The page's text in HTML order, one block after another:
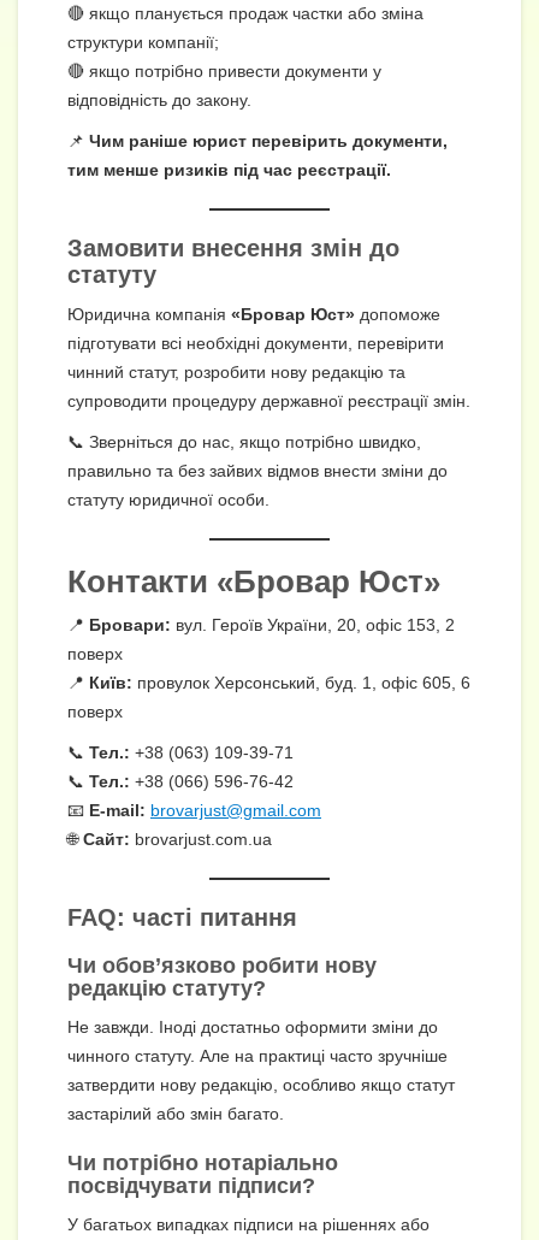
🔴 якщо планується продаж частки або зміна
структури компанії;
🔴 якщо потрібно привести документи у
відповідність до закону.
📌 Чим раніше юрист перевірить документи,
тим менше ризиків під час реєстрації.
Замовити внесення змін до
статуту
Юридична компанія «Бровар Юст» допоможе
підготувати всі необхідні документи, перевірити
чинний статут, розробити нову редакцію та
супроводити процедуру державної реєстрації змін.
📞 Зверніться до нас, якщо потрібно швидко,
правильно та без зайвих відмов внести зміни до
статуту юридичної особи.
Контакти «Бровар Юст»
📍 Бровари: вул. Героїв України, 20, офіс 153, 2
поверх
📍 Київ: провулок Херсонський, буд. 1, офіс 605, 6
поверх
📞 Тел.: +38 (063) 109-39-71
📞 Тел.: +38 (066) 596-76-42
📧 E-mail: brovarjust@gmail.com
🌐Сайт: brovarjust.com.ua
FAQ: часті питання
Чи обов’язково робити нову
редакцію статуту?
Не завжди. Іноді достатньо оформити зміни до
чинного статуту. Але на практиці часто зручніше
затвердити нову редакцію, особливо якщо статут
застарілий або змін багато.
Чи потрібно нотаріально
посвідчувати підписи?
У багатьох випадках підписи на рішеннях або